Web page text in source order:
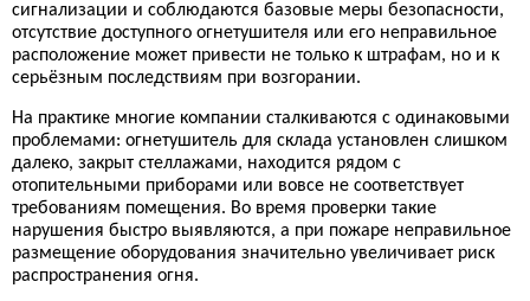
сигнализации и соблюдаются базовые меры безопасности,
отсутствие доступного огнетушителя или его неправильное
расположение может привести не только к штрафам, но и к
серьёзным последствиям при возгорании.
На практике многие компании сталкиваются с одинаковыми
проблемами: огнетушитель для склада установлен слишком
далеко, закрыт стеллажами, находится рядом с
отопительными приборами или вовсе не соответствует
требованиям помещения. Во время проверки такие
нарушения быстро выявляются, а при пожаре неправильное
размещение оборудования значительно увеличивает риск
распространения огня.